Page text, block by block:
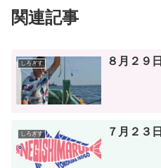
関連記事
しろぎす ８月２９日
しろぎす ７月２３日